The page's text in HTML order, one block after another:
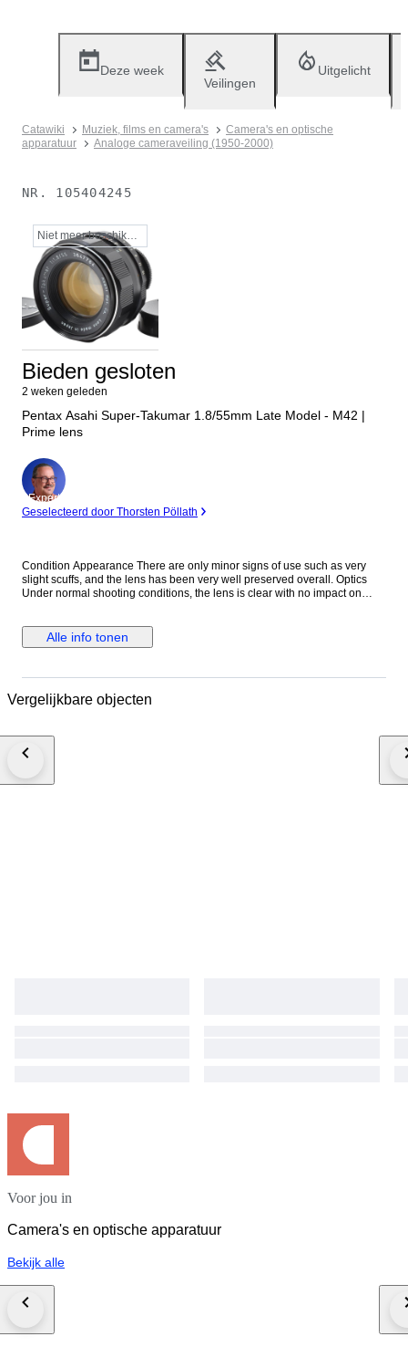
Deze week
Veilingen
Uitgelicht
Catawiki Muziek, films en camera's
Camera's en optische
apparatuur
Analoge cameraveiling (1950-2000)
NR. 105404245
Niet meer beschikbaar
Bieden gesloten
2 weken geleden
Pentax Asahi Super-Takumar 1.8/55mm Late Model - M42 |
Prime lens
Expert
Geselecteerd door Thorsten Pöllath
Condition Appearance There are only minor signs of use such as very
slight scuffs, and the lens has been very well preserved overall. Optics
Under normal shooting conditions, the lens is clear with no impact on
is a common age-related characteristic for lenses of this era and does not
affect actual shooting results, so please rest assured. We inspect our
accurate evaluation of the optical condition. Function Fully functional. All
Rear lens cap Everything shown in the photos is included. Description
ship via DHL, EMS, UPS, or other DDU methods. Import duties and taxes
for your interest. The Super-Takumar series is celebrated for its unique
Alle info tonen
Vergelijkbare objecten
Voor jou in
Camera's en optische apparatuur
Bekijk alle